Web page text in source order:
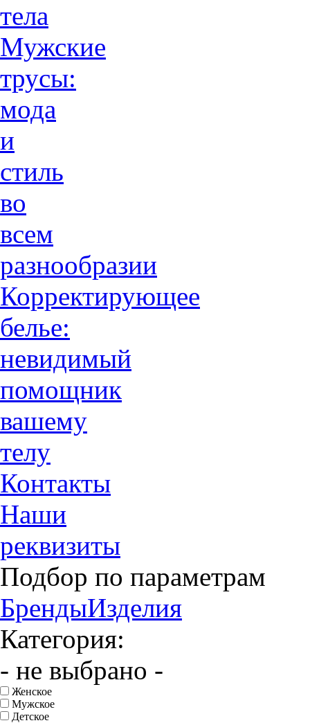
тела
Мужские
трусы:
мода
и
стиль
во
всем
разнообразии
Корректирующее
белье:
невидимый
помощник
вашему
телу
Контакты
Наши
реквизиты
Подбор по параметрам
БрендыИзделия
Категория:
- не выбрано -
Женское
Мужское
Детское